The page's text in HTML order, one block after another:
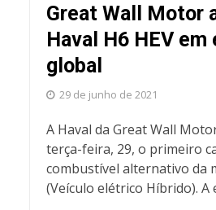
Great Wall Motor
Haval H6 HEV em
global
29 de junho de 2021
A Haval da Great Wall
terça-feira, 29, o primeiro
combustível alternativo da
(Veículo elétrico Híbrido). A